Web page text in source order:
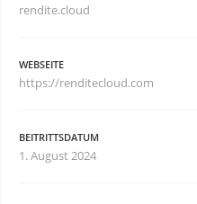
rendite.cloud
WEBSEITE
https://renditecloud.com
BEITRITTSDATUM
1. August 2024